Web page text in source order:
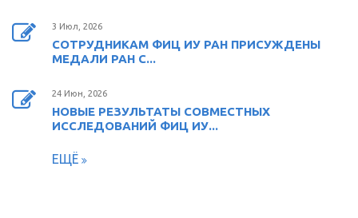
3 Июл, 2026
СОТРУДНИКАМ ФИЦ ИУ РАН ПРИСУЖДЕНЫ
МЕДАЛИ РАН С...
24 Июн, 2026
НОВЫЕ РЕЗУЛЬТАТЫ СОВМЕСТНЫХ
ИССЛЕДОВАНИЙ ФИЦ ИУ...
ЕЩЁ